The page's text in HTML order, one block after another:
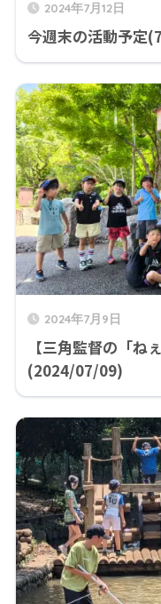
2024年7月12日
今週末の活動予定
2024年7月9日
【三角監督の「ね
(2024/07/09)